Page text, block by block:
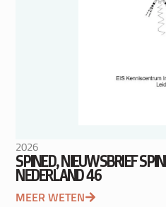
2026
SPINED, NIEUWSBRIEF
NEDERLAND 46
MEER WETEN